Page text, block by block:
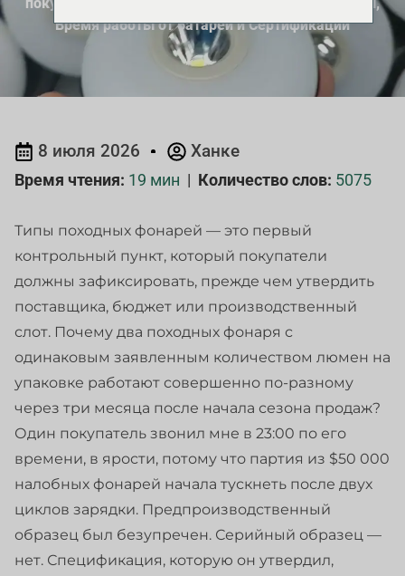
Время работы от батареи и Сертификации
8 июля 2026 Ханке
Время чтения: 19 мин | Количество слов: 5075
Типы походных фонарей — это первый
контрольный пункт, который покупатели
должны зафиксировать, прежде чем утвердить
поставщика, бюджет или производственный
слот. Почему два походных фонаря с
одинаковым заявленным количеством люмен на
упаковке работают совершенно по-разному
через три месяца после начала сезона продаж?
Один покупатель звонил мне в 23:00 по его
времени, в ярости, потому что партия из $50 000
налобных фонарей начала тускнеть после двух
циклов зарядки. Предпроизводственный
образец был безупречен. Серийный образец —
нет. Спецификация, которую он утвердил,